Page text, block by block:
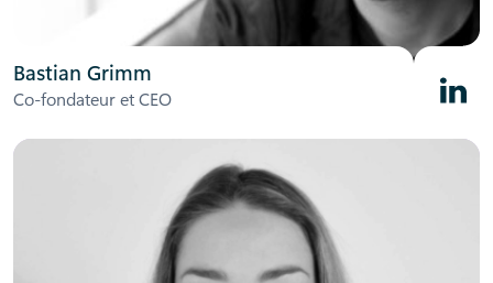
Bastian Grimm
Co-fondateur et CEO